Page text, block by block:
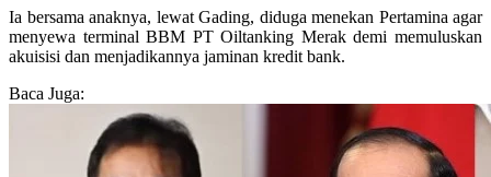
Ia bersama anaknya, lewat Gading, diduga menekan Pertamina agar
menyewa terminal BBM PT Oiltanking Merak demi memuluskan
akuisisi dan menjadikannya jaminan kredit bank.
Baca Juga: